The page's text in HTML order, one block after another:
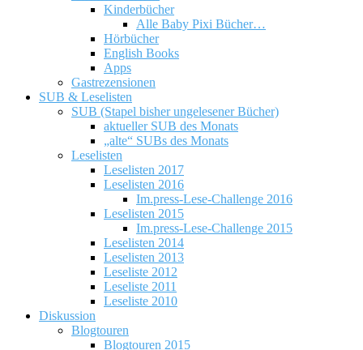
Kinderbücher
Alle Baby Pixi Bücher…
Hörbücher
English Books
Apps
Gastrezensionen
SUB & Leselisten
SUB (Stapel bisher ungelesener Bücher)
aktueller SUB des Monats
„alte“ SUBs des Monats
Leselisten
Leselisten 2017
Leselisten 2016
Im.press-Lese-Challenge 2016
Leselisten 2015
Im.press-Lese-Challenge 2015
Leselisten 2014
Leselisten 2013
Leseliste 2012
Leseliste 2011
Leseliste 2010
Diskussion
Blogtouren
Blogtouren 2015